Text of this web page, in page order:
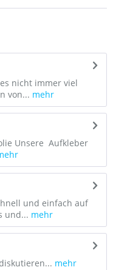
nicht immer viel
von... mehr
Unsere Aufkleber
und einfach auf
und... mehr
mehr